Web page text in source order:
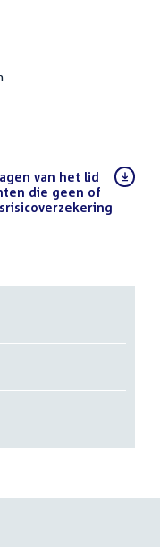
van het lid
die geen of